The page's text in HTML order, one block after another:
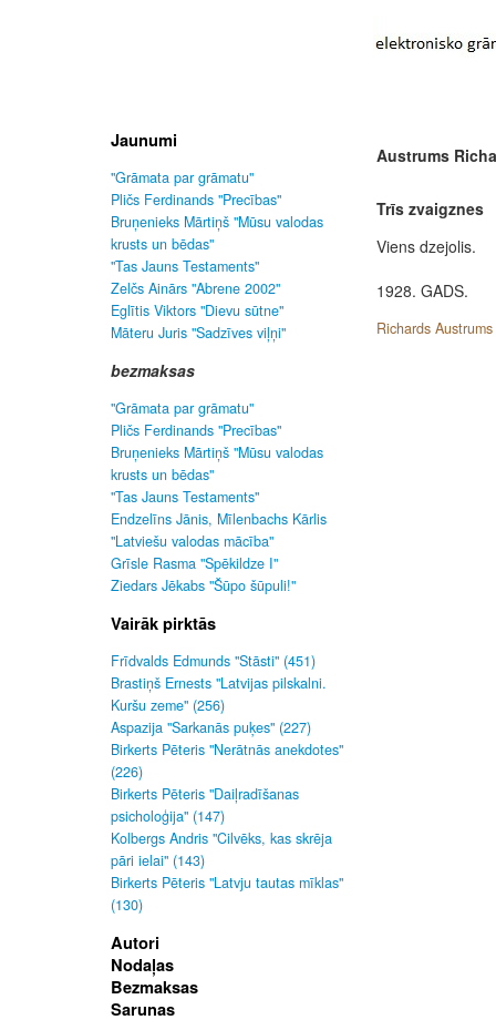
Jaunumi
"Grāmata par grāmatu"
Pličs Ferdinands "Precības"
Bruņenieks Mārtiņš "Mūsu valodas
krusts un bēdas"
"Tas Jauns Testaments"
Zelčs Ainārs "Abrene 2002"
Eglītis Viktors "Dievu sūtne"
Māteru Juris "Sadzīves viļņi"
bezmaksas
"Grāmata par grāmatu"
Pličs Ferdinands "Precības"
Bruņenieks Mārtiņš "Mūsu valodas
krusts un bēdas"
"Tas Jauns Testaments"
Endzelīns Jānis, Mīlenbachs Kārlis
"Latviešu valodas mācība"
Grīsle Rasma "Spēkildze I"
Ziedars Jēkabs "Šūpo šūpuli!"
Vairāk pirktās
Frīdvalds Edmunds "Stāsti" (451)
Brastiņš Ernests "Latvijas pilskalni.
Kuršu zeme" (256)
Aspazija "Sarkanās puķes" (227)
Birkerts Pēteris "Nerātnās anekdotes"
(226)
Birkerts Pēteris "Daiļradīšanas
psicholoģija" (147)
Kolbergs Andris "Cilvēks, kas skrēja
pāri ielai" (143)
Birkerts Pēteris "Latvju tautas mīklas"
(130)
Autori
Nodaļas
Bezmaksas
Sarunas
Austrums
Trīs zvaigznes
Viens dzejolis.
1928. GADS.
Richards Austrums